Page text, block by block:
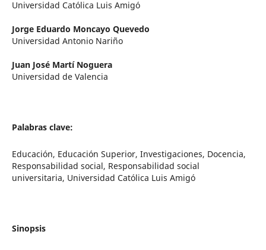
Universidad Católica Luis Amigó
Jorge Eduardo Moncayo Quevedo
Universidad Antonio Nariño
Juan José Martí Noguera
Universidad de Valencia
Palabras clave:
Educación, Educación Superior, Investigaciones, Docencia,
Responsabilidad social, Responsabilidad social
universitaria, Universidad Católica Luis Amigó
Sinopsis